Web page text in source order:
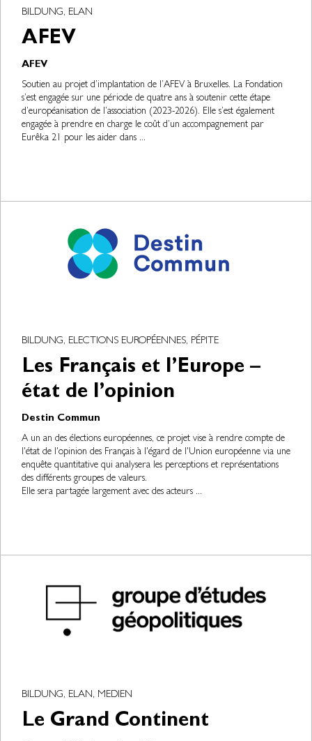
BILDUNG, ELAN
AFEV
AFEV
Soutien au projet d’implantation de l’AFEV à Bruxelles. La Fondation
s’est engagée sur une période de quatre ans à soutenir cette étape
d’européanisation de l’association (2023-2026). Elle s’est également
engagée à prendre en charge le coût d’un accompagnement par
Eurêka 21 pour les aider dans ...
BILDUNG, ELECTIONS EUROPÉENNES, PÉPITE
Les Français et l’Europe –
état de l’opinion
Destin Commun
A un an des élections européennes, ce projet vise à rendre compte de
l'état de l'opinion des Français à l'égard de l'Union européenne via une
enquête quantitative qui analysera les perceptions et représentations
des différents groupes de valeurs.
Elle sera partagée largement avec des acteurs ...
BILDUNG, ELAN, MEDIEN
Le Grand Continent